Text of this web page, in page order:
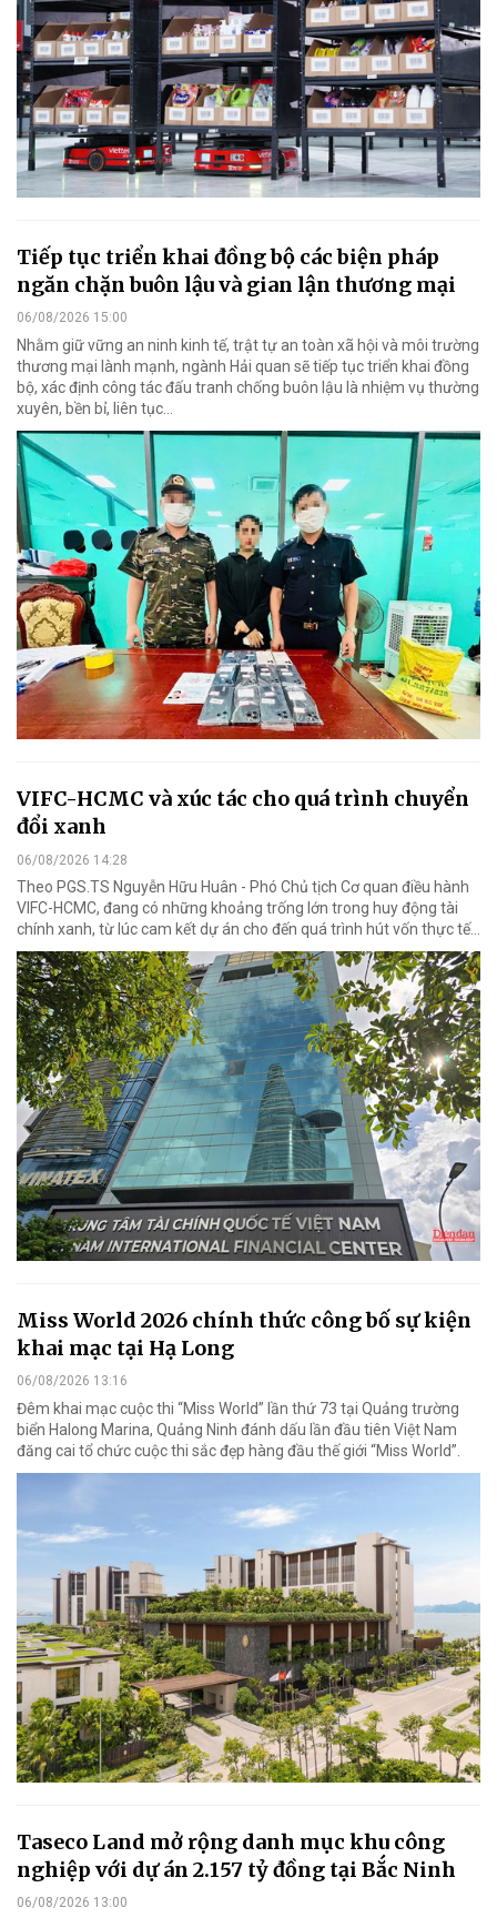
Tiếp tục triển khai đồng bộ các biện pháp
ngăn chặn buôn lậu và gian lận thương mại
06/08/2026 15:00
Nhằm giữ vững an ninh kinh tế, trật tự an toàn xã hội và môi trường
thương mại lành mạnh, ngành Hải quan sẽ tiếp tục triển khai đồng
bộ, xác định công tác đấu tranh chống buôn lậu là nhiệm vụ thường
xuyên, bền bỉ, liên tục…
VIFC-HCMC và xúc tác cho quá trình chuyển
đổi xanh
06/08/2026 14:28
Theo PGS.TS Nguyễn Hữu Huân - Phó Chủ tịch Cơ quan điều hành
VIFC-HCMC, đang có những khoảng trống lớn trong huy động tài
chính xanh, từ lúc cam kết dự án cho đến quá trình hút vốn thực tế...
Miss World 2026 chính thức công bố sự kiện
khai mạc tại Hạ Long
06/08/2026 13:16
Đêm khai mạc cuộc thi “Miss World” lần thứ 73 tại Quảng trường
biển Halong Marina, Quảng Ninh đánh dấu lần đầu tiên Việt Nam
đăng cai tổ chức cuộc thi sắc đẹp hàng đầu thế giới “Miss World”.
Taseco Land mở rộng danh mục khu công
nghiệp với dự án 2.157 tỷ đồng tại Bắc Ninh
06/08/2026 13:00